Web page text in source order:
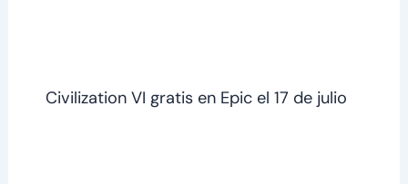
Civilization VI gratis en Epic el 17 de julio